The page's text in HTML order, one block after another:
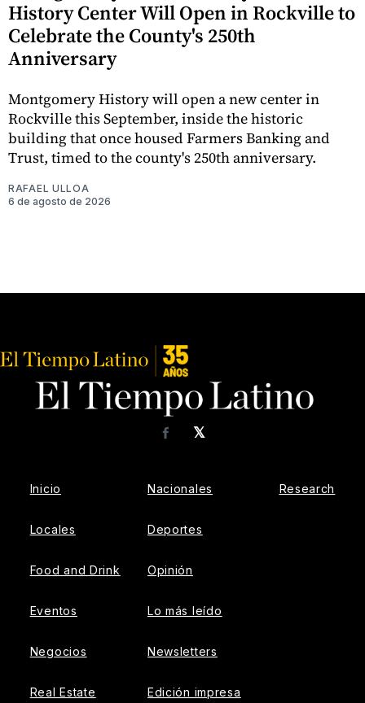
History Center Will Open in Rockville to
Celebrate the County's 250th
Anniversary
Montgomery History will open a new center in
Rockville this September, inside the historic
building that once housed Farmers Banking and
Trust, timed to the county's 250th anniversary.
RAFAEL ULLOA
6 de agosto de 2026
𝕏
Facebook
Inicio
Locales
Food and Drink
Eventos
Negocios
Real Estate
Nacionales
Deportes
Opinión
Lo más leído
Newsletters
Edición impresa
Research